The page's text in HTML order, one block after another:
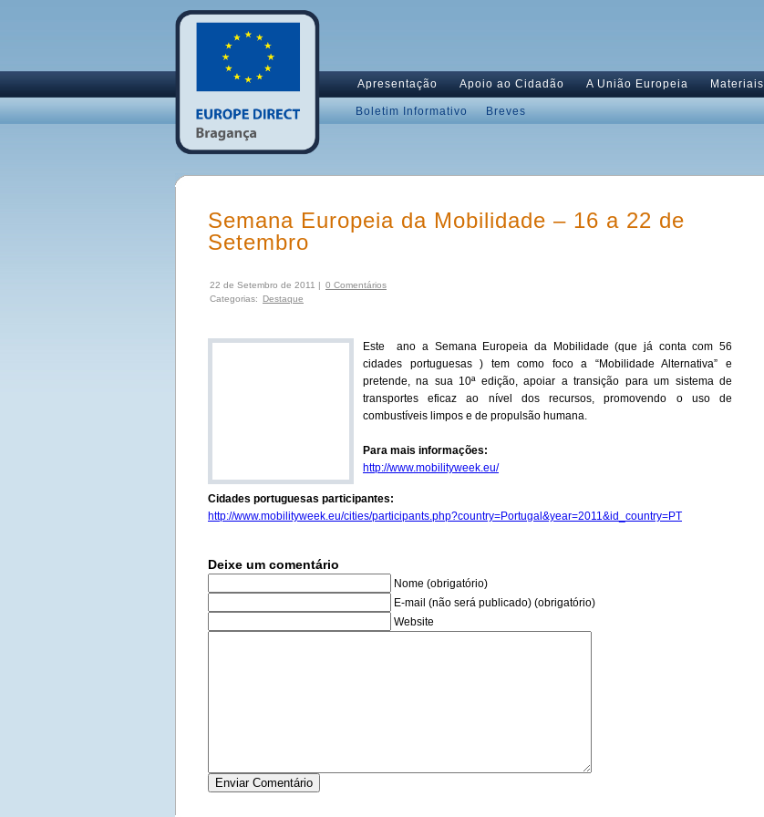
Apresentação Apoio ao Cidadão A União Europeia Materiais
Boletim Informativo Breves
Semana Europeia da Mobilidade – 16 a 22 de
Setembro
22 de Setembro de 2011 | 0 Comentários
Categorias:
Destaque
Este ano a Semana Europeia da Mobilidade (que já conta com 56
cidades portuguesas ) tem como foco a “Mobilidade Alternativa” e
pretende, na sua 10ª edição, apoiar a transição para um sistema de
transportes eficaz ao nível dos recursos, promovendo o uso de
combustíveis limpos e de propulsão humana.
Para mais informações:
http://www.mobilityweek.eu/
Cidades portuguesas participantes:
http://www.mobilityweek.eu/cities/participants.php?country=Portugal&year=2011&id_country=PT
Deixe um comentário
Nome (obrigatório)
E-mail (não será publicado) (obrigatório)
Website